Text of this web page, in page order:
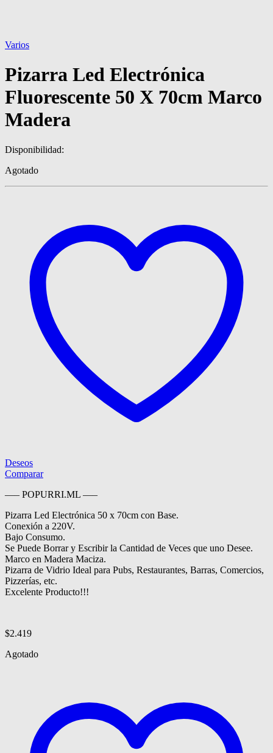
Varios
Pizarra Led Electrónica
Fluorescente 50 X 70cm Marco
Madera
Disponibilidad:
Agotado
Deseos
Comparar
—– POPURRI.ML —–
Pizarra Led Electrónica 50 x 70cm con Base.
Conexión a 220V.
Bajo Consumo.
Se Puede Borrar y Escribir la Cantidad de Veces que uno Desee.
Marco en Madera Maciza.
Pizarra de Vidrio Ideal para Pubs, Restaurantes, Barras, Comercios,
Pizzerías, etc.
Excelente Producto!!!
$2.419
Agotado